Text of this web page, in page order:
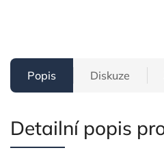
Popis Diskuze
Detailní popis